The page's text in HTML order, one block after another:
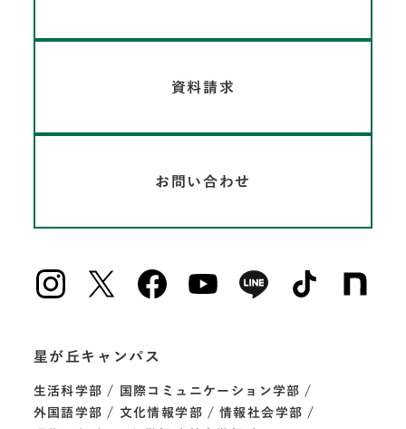
資料請求
お問い合わせ
星が丘キャンパス
生活科学部
国際コミュニケーション学部
外国語学部
文化情報学部
情報社会学部